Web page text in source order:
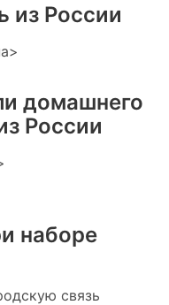
из России
домашнего
России
наборе
связь